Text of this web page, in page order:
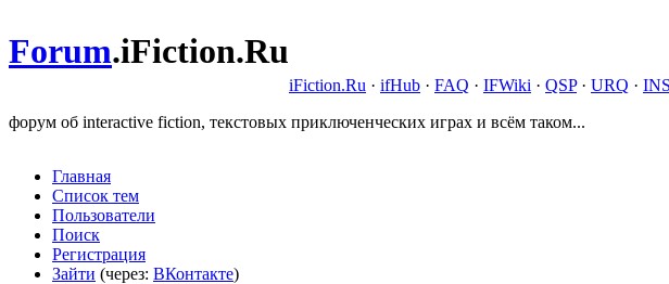
Forum.iFiction.Ru
iFiction.Ru · ifHub · FAQ · IFWiki · QSP· URQ ·
форум об interactive fiction, текстовых приключенческих играх и всём таком...
Главная
Список тем
Пользователи
Поиск
Регистрация
Зайти (через: ВКонтакте)